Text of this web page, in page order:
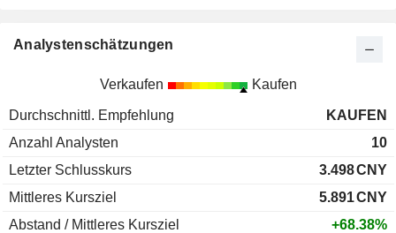
Analystenschätzungen
Verkaufen Kaufen
Durchschnittl. Empfehlung
KAUFEN
Anzahl Analysten
10
Letzter Schlusskurs
3.498CNY
Mittleres Kursziel
5.891CNY
Abstand / Mittleres Kursziel
+68.38%